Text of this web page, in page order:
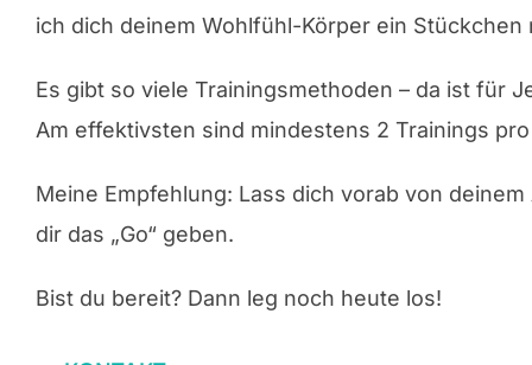
ich dich deinem Wohlfühl-Körper ein Stückchen
Es gibt so viele Trainingsmethoden – da ist für
Am effektivsten sind mindestens 2 Trainings
​Meine Empfehlung: Lass dich vorab von
dir das „Go“ geben.
Bist du bereit? Dann leg noch heute los!